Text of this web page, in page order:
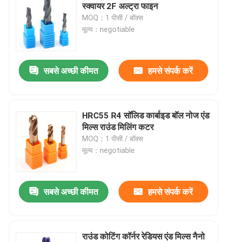
स्क्वायर 2F अल्ट्रा फाइन
MOQ：1 पीसी / बॉक्स
मूल्य：negotiable
सबसे अच्छी कीमत हमसे संपर्क करें
HRC55 R4 सॉलिड कार्बाइड बॉल नोज एंड
मिल्स राउंड मिलिंग कटर
MOQ：1 पीसी / बॉक्स
मूल्य：negotiable
सबसे अच्छी कीमत हमसे संपर्क करें
राउंड कोटिंग कॉर्नर रेडियस एंड मिल्स नैनो